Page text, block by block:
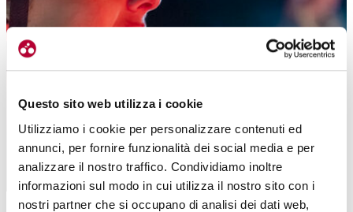
Questo sito web utilizza i cookie
Utilizziamo i cookie per personalizzare contenuti ed
annunci, per fornire funzionalità dei social media e per
analizzare il nostro traffico. Condividiamo inoltre
informazioni sul modo in cui utilizza il nostro sito con i
nostri partner che si occupano di analisi dei dati web,
Occhiali/lenti utili anche di notte? Esistono e proteggono (foto Ben Becker)